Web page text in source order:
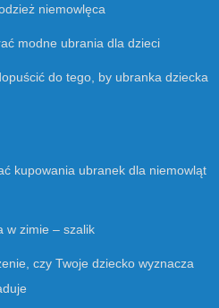
niemowlęca
modne ubrania dla dzieci
do tego, by ubranka dziecka
kupowania ubranek dla niemowląt
w zimie – szalik
czy Twoje dziecko wyznacza